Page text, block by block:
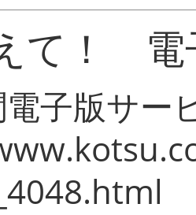
て！ 電
子版サー